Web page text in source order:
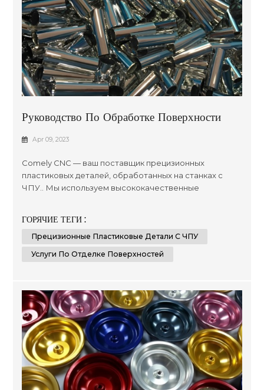
Руководство По Обработке Поверхности
Обработанных Пластиковых Деталей
Apr 09, 2023
Comely CNC — ваш поставщик прецизионных
пластиковых деталей, обработанных на станках с
ЧПУ.. Мы используем высококачественные
отвечающих требованиям наших клиентов в самых
разных отраслях, таких как автомобилестроение,
производство медицинского оборудования,
электроники и упаковки. Наш опыт заключается в
ГОРЯЧИЕ ТЕГИ :
Прецизионные Пластиковые Детали С ЧПУ
Услуги По Отделке Поверхностей